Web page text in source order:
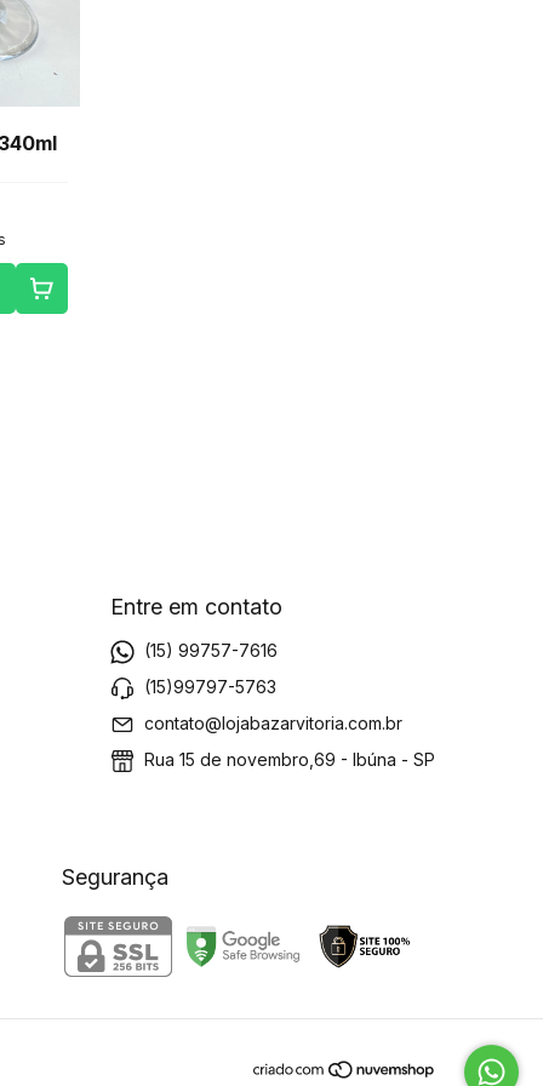
Entre em contato
(15) 99757-7616
(15)99797-5763
contato@lojabazarvitoria.com.br
Rua 15 de novembro,69 - Ibúna - SP
Segurança